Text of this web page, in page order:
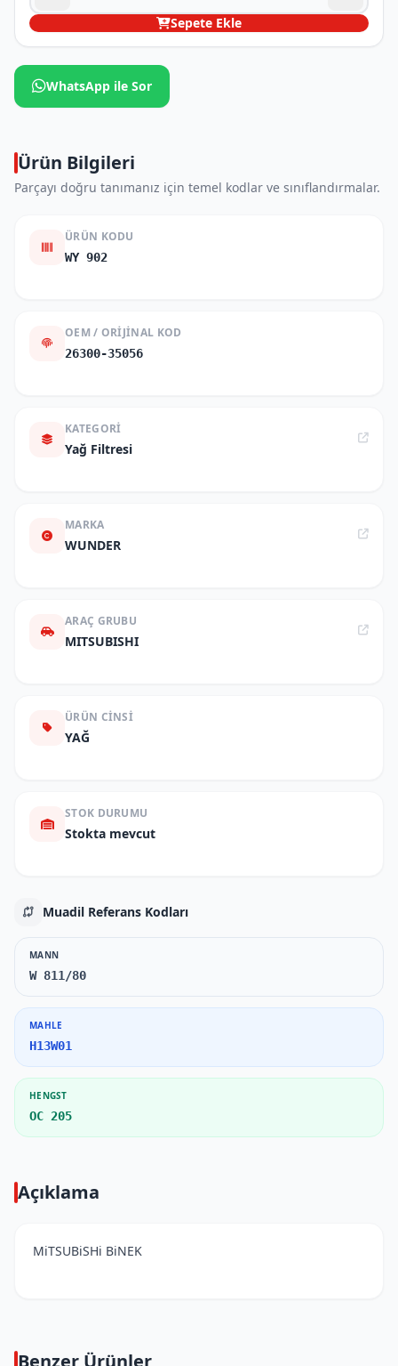
Sepete Ekle
WhatsApp ile Sor
Ürün Bilgileri
Parçayı doğru tanımanız için temel kodlar ve sınıflandırmalar.
ÜRÜN KODU
WY 902
OEM / ORIJINAL KOD
26300-35056
KATEGORI
Yağ Filtresi
MARKA
WUNDER
ARAÇ GRUBU
MITSUBISHI
ÜRÜN CINSI
YAĞ
STOK DURUMU
Stokta mevcut
Muadil Referans Kodları
MANN
W 811/80
MAHLE
H13W01
HENGST
OC 205
Açıklama
MiTSUBiSHi BiNEK
Benzer Ürünler